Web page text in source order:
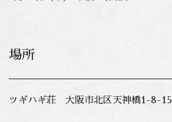
場所
ツギハギ荘 大阪市北区天神橋1-8-15